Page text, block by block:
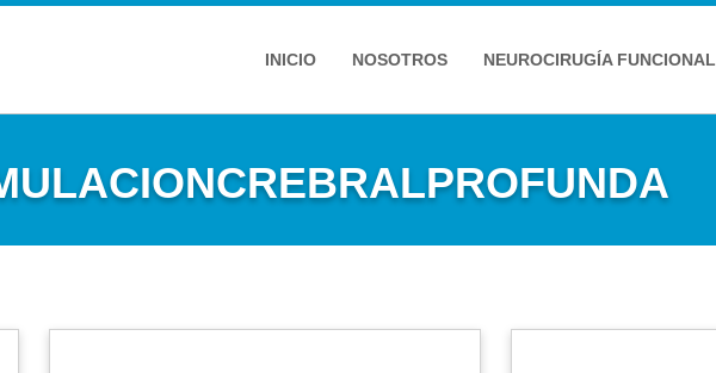
INICIO NOSOTROS NEUROCIRUGÍA FUNCIONAL